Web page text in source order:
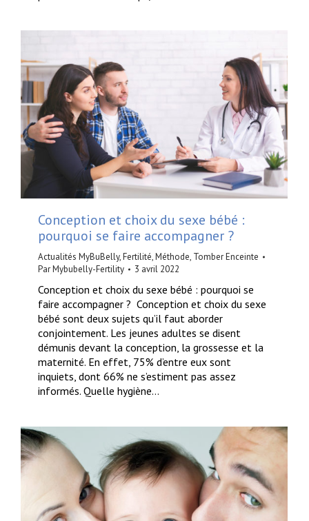
Conception et choix du sexe bébé :
pourquoi se faire accompagner ?
Actualités MyBuBelly,Fertilité,Méthode, Tomber Enceinte
ParMybubelly-Fertility 3 avril 2022
Conception et choix du sexe bébé : pourquoi se
faire accompagner ? Conception et choix du sexe
bébé sont deux sujets qu’il faut aborder
conjointement. Les jeunes adultes se disent
démunis devant la conception, la grossesse et la
maternité. En effet, 75% d’entre eux sont
inquiets, dont 66% ne s’estiment pas assez
informés. Quelle hygiène…